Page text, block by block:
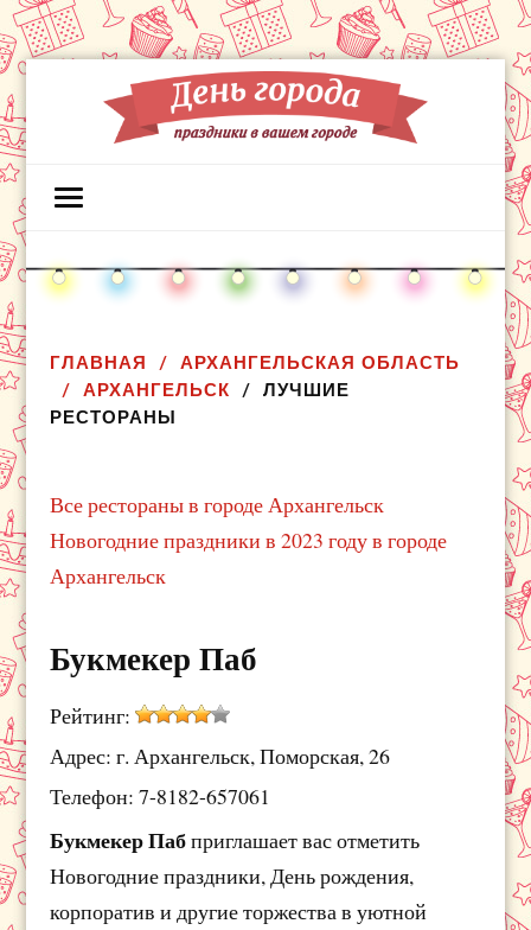
ГЛАВНАЯ
АРХАНГЕЛЬСКАЯ ОБЛАСТЬ
АРХАНГЕЛЬСК
ЛУЧШИЕ
РЕСТОРАНЫ
Все рестораны в городе Архангельск
Новогодние праздники в 2023 году в городе
Архангельск
Букмекер Паб
Рейтинг:
Адрес: г. Архангельск, Поморская, 26
Телефон: 7-8182-657061
Букмекер Пабприглашает вас отметить
Новогодние праздники, День рождения,
корпоратив и другие торжества в уютной